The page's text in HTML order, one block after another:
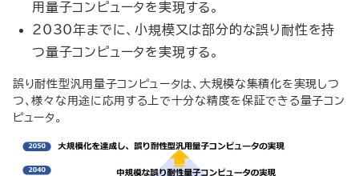
用量子コンピュータを実現する。
2030年までに、小規模又は部分的な誤り耐性を持
つ量子コンピュータを実現する。
誤り耐性型汎用量子コンピュータは、大規模な集積化を実現しつ
つ、様々な用途に応用する上で十分な精度を保証できる量子コン
ピュータ。